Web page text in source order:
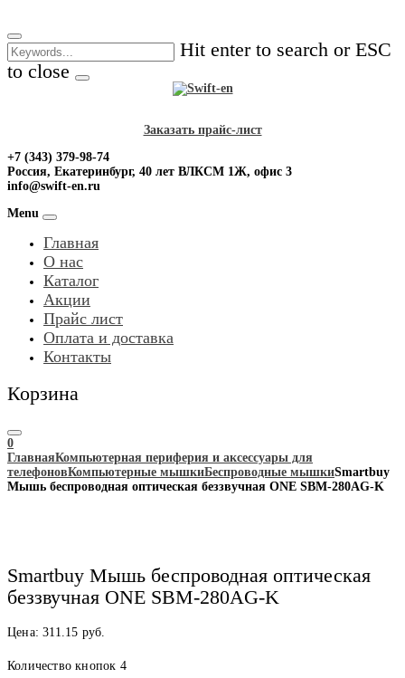
to
content
Hit enter to search or ESC
to close
Заказать прайс-лист
+7 (343) 379-98-74
Россия, Екатеринбург, 40 лет ВЛКСМ 1Ж, офис 3
info@swift-en.ru
Menu
Главная
О нас
Каталог
Акции
Прайс лист
Оплата и доставка
Контакты
Корзина
0
ГлавнаяКомпьютерная периферия и аксессуары для
телефоновКомпьютерные мышкиБеспроводные мышкиSmartbuy
Мышь беспроводная оптическая беззвучная ONE SBM-280AG-K
Smartbuy Мышь беспроводная оптическая
беззвучная ONE SBM-280AG-K
Цена:311.15 руб.
Количество кнопок 4